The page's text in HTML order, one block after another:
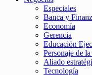
Especiales
Banca y
Economía
Gerencia
Educación
Personaje de la
Aliado
Tecnología